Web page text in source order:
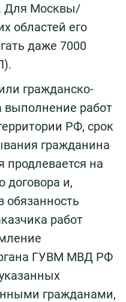
Для Москвы/
областей его
даже 7000
гражданско-
выполнение работ
РФ, срок
гражданина
продлевается на
договора и,
обязанность
работ
ГУВМ МВД РФ
гражданами,